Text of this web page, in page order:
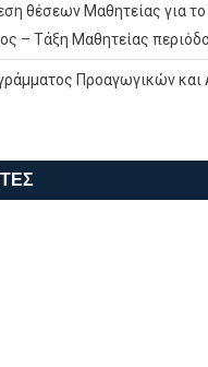
θέσεων Μαθητείας για το
– Τάξη Μαθητείας
Προαγωγικών και